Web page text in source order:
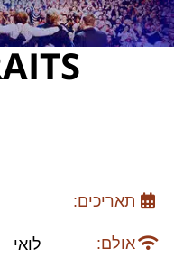
תאריכים:
אולם: לואי